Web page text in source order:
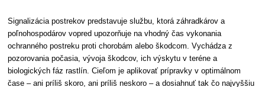
Signalizácia postrekov predstavuje službu, ktorá záhradkárov a
poľnohospodárov vopred upozorňuje na vhodný čas vykonania
ochranného postreku proti chorobám alebo škodcom. Vychádza z
pozorovania počasia, vývoja škodcov, ich výskytu v teréne a
biologických fáz rastlín. Cieľom je aplikovať prípravky v optimálnom
čase – ani príliš skoro, ani príliš neskoro – a dosiahnuť tak čo najvyššiu